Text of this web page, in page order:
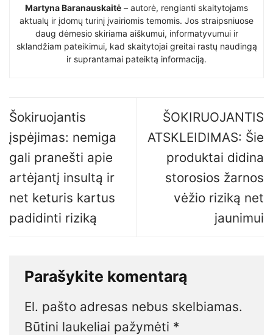
Martyna Baranauskaitė – autorė, rengianti skaitytojams
aktualų ir įdomų turinį įvairiomis temomis. Jos straipsniuose
daug dėmesio skiriama aiškumui, informatyvumui ir
sklandžiam pateikimui, kad skaitytojai greitai rastų naudingą
ir suprantamai pateiktą informaciją.
Šokiruojantis
įspėjimas: nemiga
gali pranešti apie
artėjantį insultą ir
net keturis kartus
padidinti riziką
ŠOKIRUOJANTIS
ATSKLEIDIMAS: Šie
produktai didina
storosios žarnos
vėžio riziką net
jaunimui
Parašykite komentarą
El. pašto adresas nebus skelbiamas.
Būtini laukeliai pažymėti *